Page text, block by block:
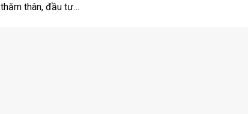
thân, đầu tư…